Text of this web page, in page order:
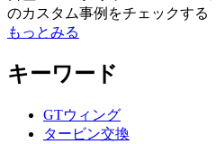
のカスタム事例をチェックする
もっとみる
キーワード
GTウィング
タービン交換